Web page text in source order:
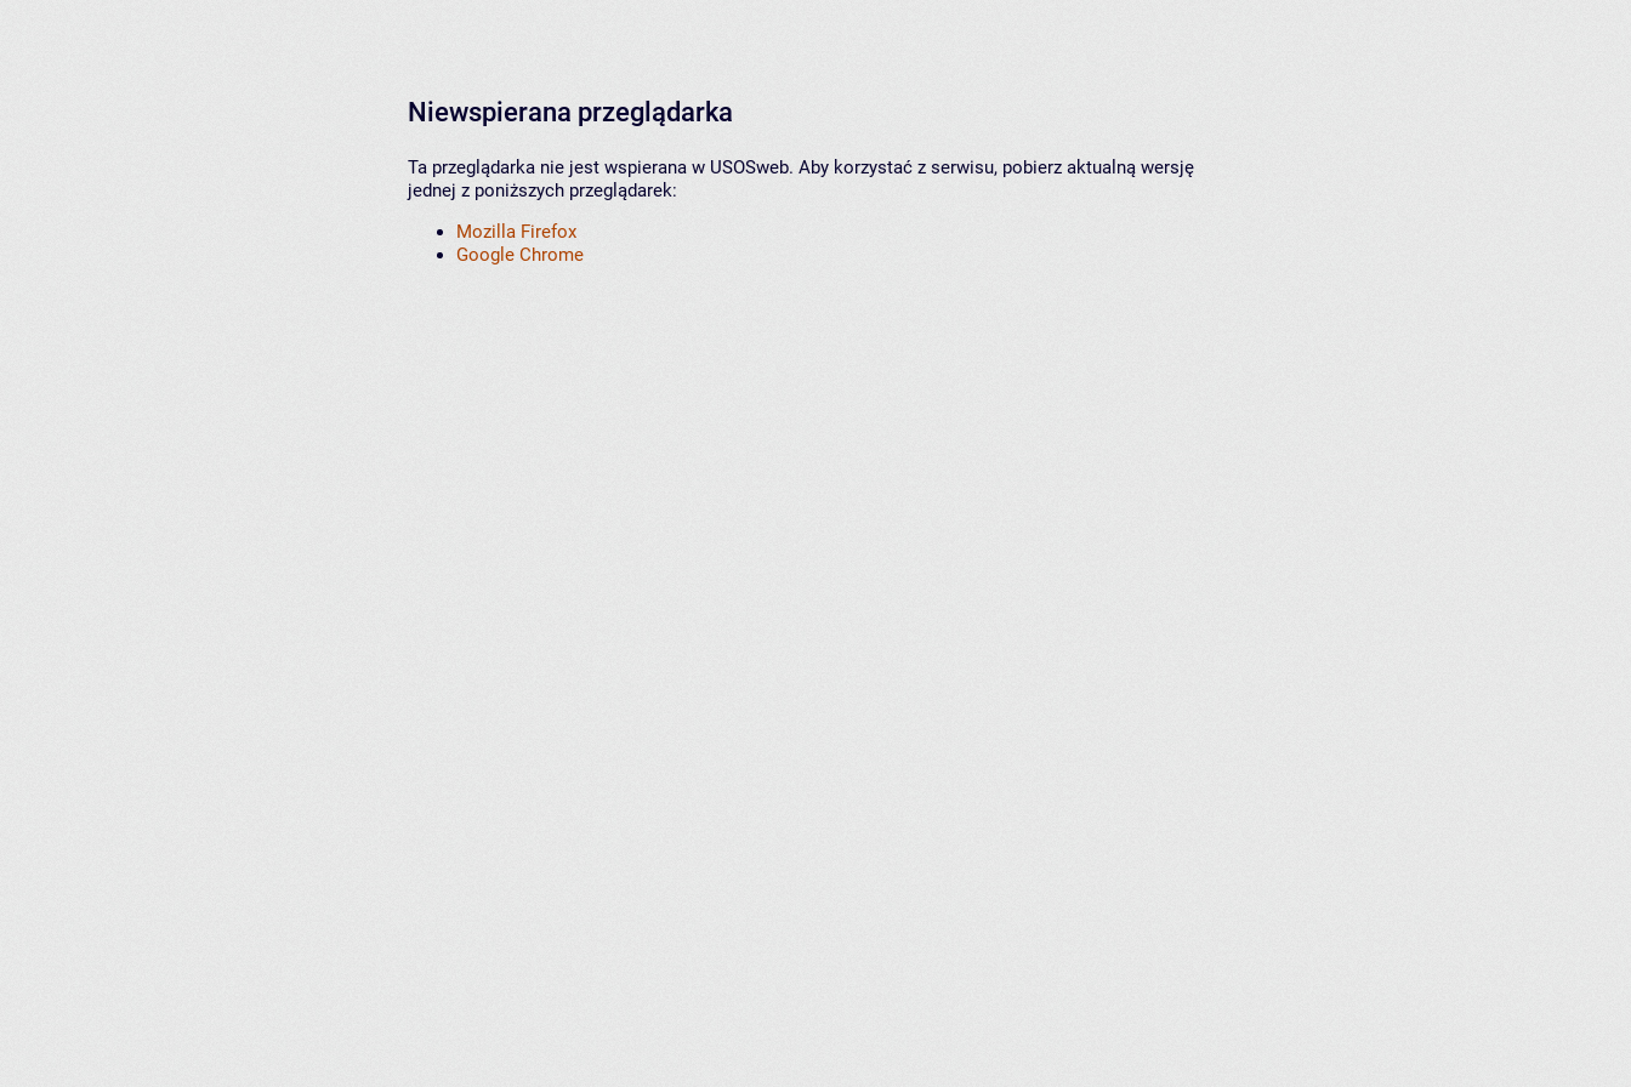
Niewspierana przeglądarka
Ta przeglądarka nie jest wspierana w USOSweb. Aby korzystać z serwisu, pobierz aktualną wersję
jednej z poniższych przeglądarek:
Mozilla Firefox
Google Chrome